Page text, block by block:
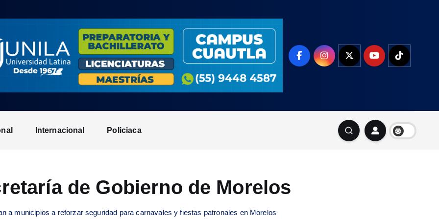
Internacional Policiaca
de Gobierno de Morelos
a municipios a reforzar seguridad para carnavales y fiestas patronales en Morelos